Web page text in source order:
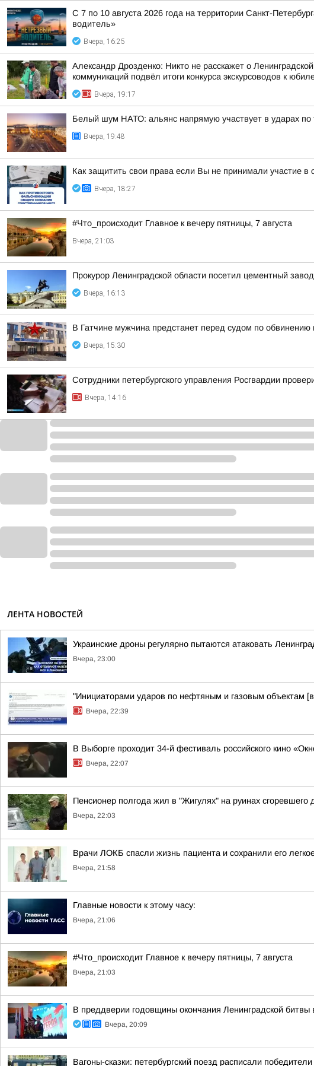
С 7 по 10 августа 2026 года на территории Санкт-
водитель»
Вчера, 16:25
Александр Дрозденко: Никто не расскажет о
коммуникаций подвёл итоги конкурса экскурсоводов к
Вчера, 19:17
Белый шум НАТО: альянс напрямую участвует в ударах по
Вчера, 19:48
Как защитить свои права если Вы не принимали участие в
Вчера, 18:27
#Что_происходит Главное к вечеру пятницы, 7 августа
Вчера, 21:03
Прокурор Ленинградской области посетил цементный
Вчера, 16:13
В Гатчине мужчина предстанет перед судом по
Вчера, 15:30
Сотрудники петербургского управления Росгвардии
Вчера, 14:16
ЛЕНТА НОВОСТЕЙ
Украинские дроны регулярно пытаются атаковать
Вчера, 23:00
"Инициаторами ударов по нефтяным и газовым объектам
Вчера, 22:39
В Выборге проходит 34-й фестиваль российского кино
Вчера, 22:07
Пенсионер полгода жил в "Жигулях" на руинах
Вчера, 22:03
Врачи ЛОКБ спасли жизнь пациента и сохранили его
Вчера, 21:58
Главные новости к этому часу:
Вчера, 21:06
#Что_происходит Главное к вечеру пятницы, 7 августа
Вчера, 21:03
В преддверии годовщины окончания Ленинградской
Вчера, 20:09
Вагоны-сказки: петербургский поезд расписали